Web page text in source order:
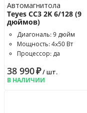
Автомагнитола
Teyes CC3 2K 6/128 (9
дюймов)
Диагональ: 9 дюйм
Мощность: 4x50 Вт
Процессор: да
38 990₽/ шт.
В НАЛИЧИИ